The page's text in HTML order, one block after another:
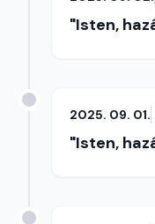
"Isten,
2025. 09. 01.
"Isten,